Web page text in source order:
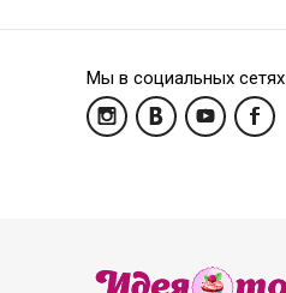
Мы в социальных сетях